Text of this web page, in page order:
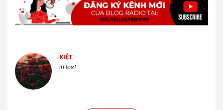
KIỆT.
in lost.